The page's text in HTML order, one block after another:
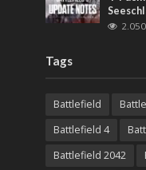
Tags
Battlefield
Battlefield 4
Battlefield 2042